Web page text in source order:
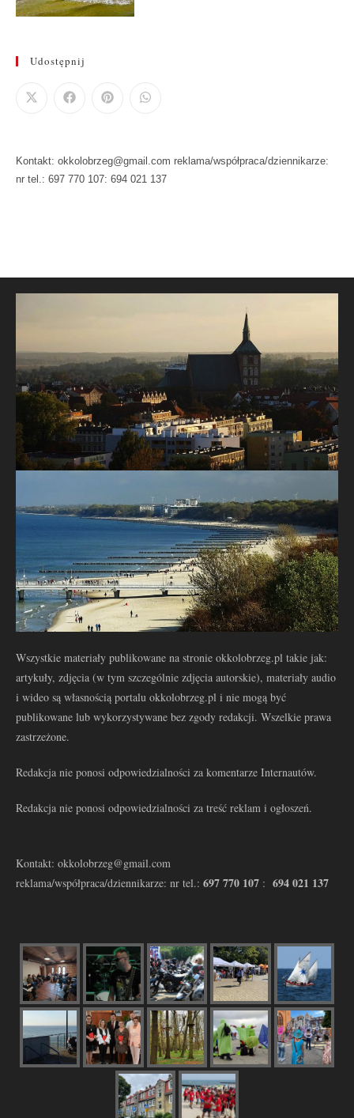
Udostępnij
Kontakt: okkolobrzeg@gmail.com reklama/współpraca/dziennikarze:
nr tel.: 697 770 107: 694 021 137
Wszystkie materiały publikowane na stronie okkolobrzeg.pl takie jak:
artykuły, zdjęcia (w tym szczególnie zdjęcia autorskie), materiały audio
i wideo są własnością portalu okkolobrzeg.pl i nie mogą być
publikowane lub wykorzystywane bez zgody redakcji. Wszelkie prawa
zastrzeżone.
Redakcja nie ponosi odpowiedzialności za komentarze Internautów.
Redakcja nie ponosi odpowiedzialności za treść reklam i ogłoszeń.
Kontakt: okkolobrzeg@gmail.com
reklama/współpraca/dziennikarze: nr tel.: 697 770 107 : 694 021 137